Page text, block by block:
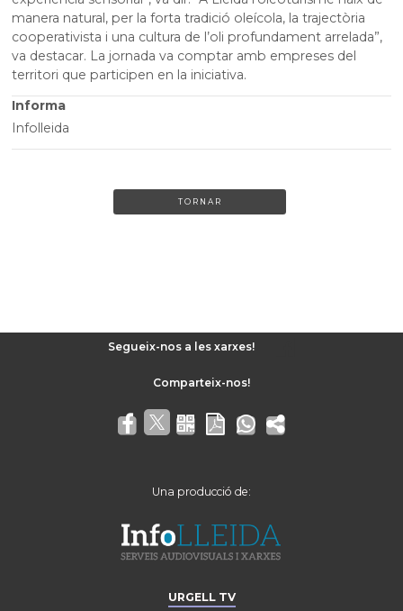
manera natural, per la forta tradició oleícola, la trajectòria
cooperativista i una cultura de l’oli profundament arrelada”,
va destacar. La jornada va comptar amb empreses del
territori que participen en la iniciativa.
Informa
Infolleida
TORNAR
Segueix-nos a les xarxes!
Una producció de:
URGELL TV